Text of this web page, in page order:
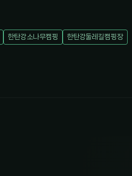
한탄강소나무캠핑
한탄강둘레길캠핑장